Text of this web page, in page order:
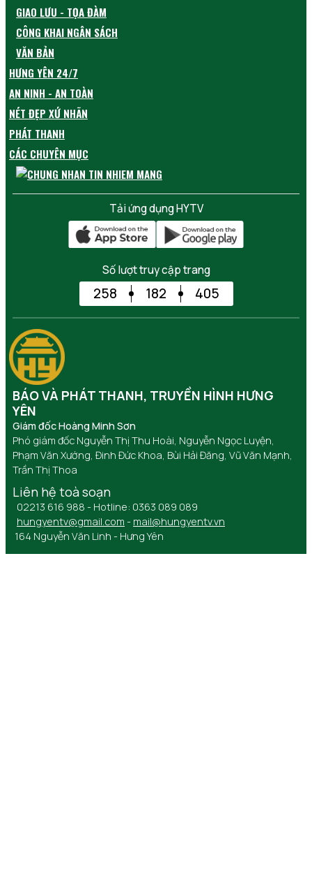
GIAO LƯU - TỌA ĐÀM
CÔNG KHAI NGÂN SÁCH
VĂN BẢN
HƯNG YÊN 24/7
AN NINH - AN TOÀN
NÉT ĐẸP XỨ NHÃN
PHÁT THANH
CÁC CHUYÊN MỤC
Tải ứng dụng HYTV
Số lượt truy cập trang
258 182 405
BÁO VÀ PHÁT THANH, TRUYỀN HÌNH HƯNG
YÊN
Giám đốc Hoàng Minh Sơn
Phó giám đốc Nguyễn Thị Thu Hoài, Nguyễn Ngọc Luyện,
Phạm Văn Xướng, Đinh Đức Khoa, Bùi Hải Đăng, Vũ Văn Mạnh,
Trần Thị Thoa
Liên hệ toà soạn
02213 616 988 - Hotline: 0363 089 089
hungyentv@gmail.com - mail@hungyentv.vn
164 Nguyễn Văn Linh - Hưng Yên